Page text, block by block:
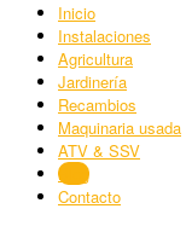
Inicio
Instalaciones
Agricultura
Jardinería
Recambios
Maquinaria usada
ATV & SSV
Blog
Contacto